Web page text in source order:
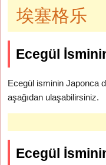
埃塞格乐
Ecegül
Ecegül isminin Japonca
aşağıdan ulaşabilirsiniz.
Ecegül